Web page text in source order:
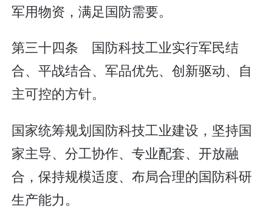
军用物资，满足国防需要。
第三十四条 国防科技工业实行军民结
合、平战结合、军品优先、创新驱动、自
主可控的方针。
国家统筹规划国防科技工业建设，坚持国
家主导、分工协作、专业配套、开放融
合，保持规模适度、布局合理的国防科研
生产能力。